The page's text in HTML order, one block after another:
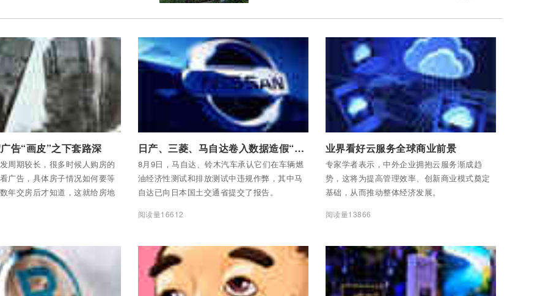
告“画皮”之下套路深
周期较长，很多时候人购房的
广告，具体房子情况如何要等
年交房后才知道，这就给房地
。
日产、三菱、马自达卷入数据造假“匠心神话”破灭
8月9日，马自达、铃木汽车承认它们在车辆燃
油经济性测试和排放测试中违规作弊，其中马
自达已向日本国土交通省提交了报告。
阅读量16612
业界看好云服务全球商业前景
专家学者表示，中外企业拥抱云服务渐成趋
势，这将为提高管理效率、创新商业模式奠定
基础，从而推动整体经济发展。
阅读量13866